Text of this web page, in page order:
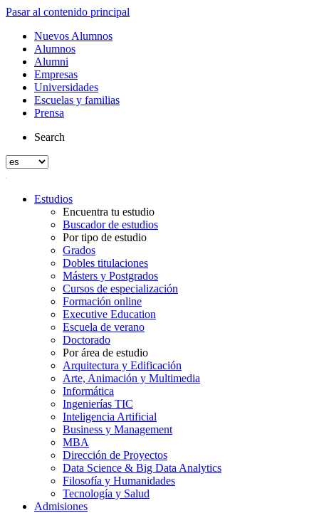
Pasar al contenido principal
Nuevos Alumnos
Alumnos
Alumni
Empresas
Universidades
Escuelas y familias
Prensa
Search
Estudios
Encuentra tu estudio
Buscador de estudios
Por tipo de estudio
Grados
Dobles titulaciones
Másters y Postgrados
Cursos de especialización
Formación online
Executive Education
Escuela de verano
Doctorado
Por área de estudio
Arquitectura y Edificación
Arte, Animación y Multimedia
Informática
Ingenierías TIC
Inteligencia Artificial
Business y Management
MBA
Dirección de Proyectos
Data Science & Big Data Analytics
Filosofía y Humanidades
Tecnología y Salud
Admisiones